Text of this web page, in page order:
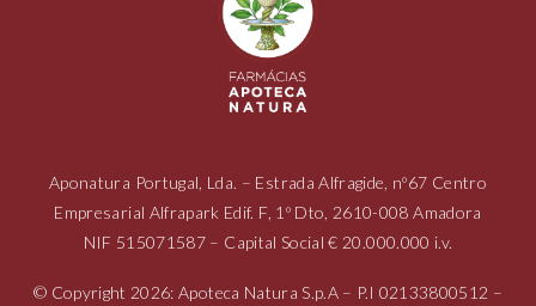
Aponatura Portugal, Lda. – Estrada Alfragide, nº67 Centro
Empresarial Alfrapark Edif. F, 1º Dto, 2610-008 Amadora
NIF 515071587 – Capital Social € 20.000.000 i.v.
© Copyright 2026: Apoteca Natura S.p.A – P.I 02133800512 –